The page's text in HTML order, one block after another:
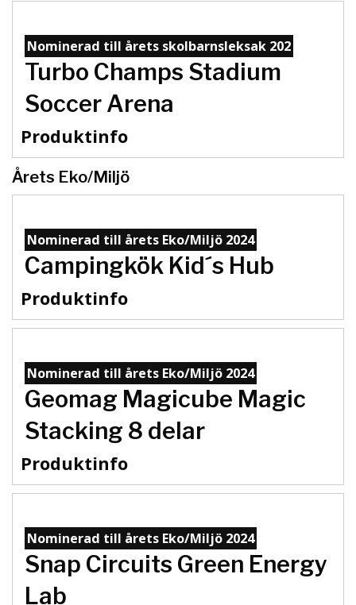
Nominerad till årets skolbarnsleksak 202
Turbo Champs Stadium
Soccer Arena
Produktinfo
Årets Eko/Miljö
Nominerad till årets Eko/Miljö 2024
Campingkök Kid´s Hub
Produktinfo
Nominerad till årets Eko/Miljö 2024
Geomag Magicube Magic
Stacking 8 delar
Produktinfo
Nominerad till årets Eko/Miljö 2024
Snap Circuits Green Energy
Lab